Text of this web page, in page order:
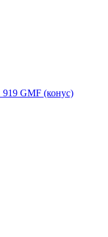
919 GMF (конус)